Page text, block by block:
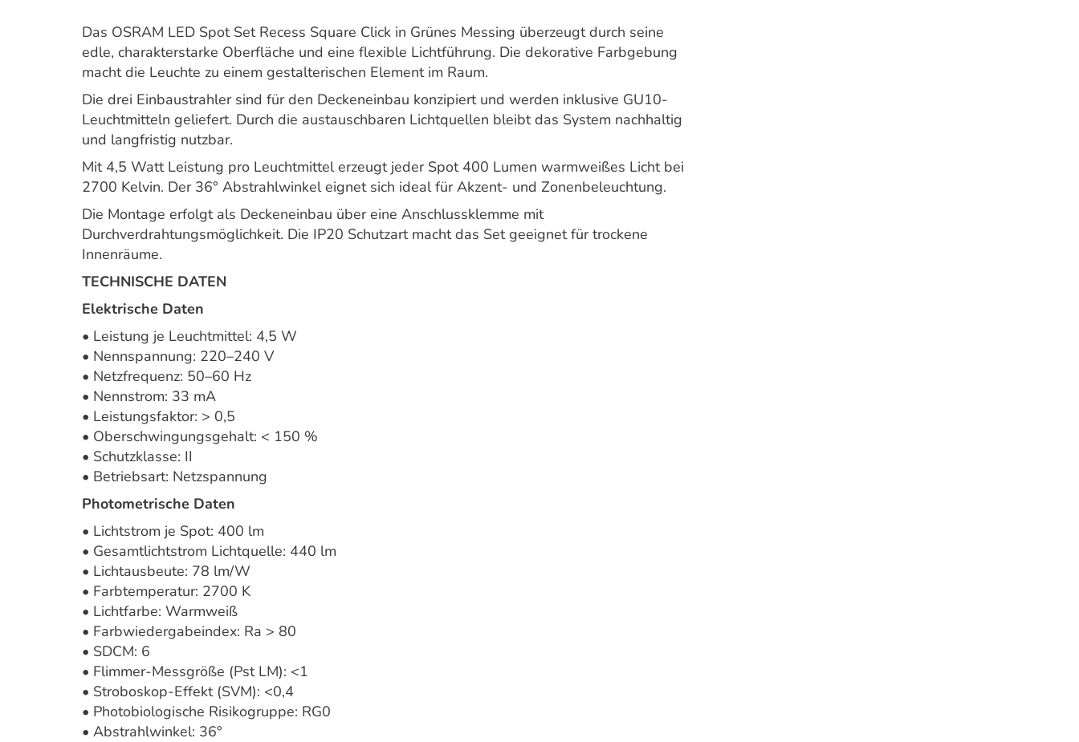
Das OSRAM LED Spot Set Recess Square Click in Grünes Messing überzeugt durch seine
edle, charakterstarke Oberfläche und eine flexible Lichtführung. Die dekorative Farbgebung
macht die Leuchte zu einem gestalterischen Element im Raum.
Die drei Einbaustrahler sind für den Deckeneinbau konzipiert und werden inklusive GU10-
Leuchtmitteln geliefert. Durch die austauschbaren Lichtquellen bleibt das System nachhaltig
und langfristig nutzbar.
Mit 4,5 Watt Leistung pro Leuchtmittel erzeugt jeder Spot 400 Lumen warmweißes Licht bei
2700 Kelvin. Der 36° Abstrahlwinkel eignet sich ideal für Akzent- und Zonenbeleuchtung.
Die Montage erfolgt als Deckeneinbau über eine Anschlussklemme mit
Durchverdrahtungsmöglichkeit. Die IP20 Schutzart macht das Set geeignet für trockene
Innenräume.
TECHNISCHE DATEN
Elektrische Daten
• Leistung je Leuchtmittel: 4,5 W
• Nennspannung: 220–240 V
• Netzfrequenz: 50–60 Hz
• Nennstrom: 33 mA
• Leistungsfaktor: > 0,5
• Oberschwingungsgehalt: < 150 %
• Schutzklasse: II
• Betriebsart: Netzspannung
Photometrische Daten
• Lichtstrom je Spot: 400 lm
• Gesamtlichtstrom Lichtquelle: 440 lm
• Lichtausbeute: 78 lm/W
• Farbtemperatur: 2700 K
• Lichtfarbe: Warmweiß
• Farbwiedergabeindex: Ra > 80
• SDCM: 6
• Flimmer-Messgröße (Pst LM): <1
• Stroboskop-Effekt (SVM): <0,4
• Photobiologische Risikogruppe: RG0
• Abstrahlwinkel: 36°